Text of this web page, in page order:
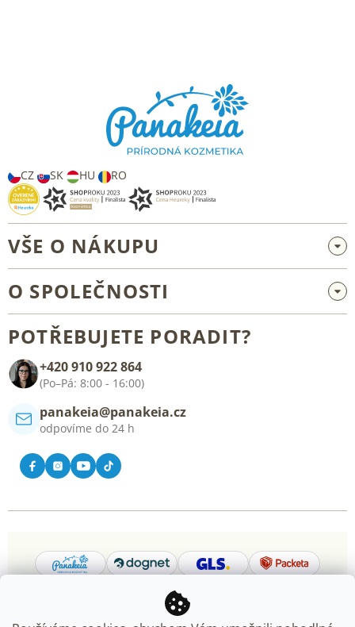
CZ SK HU RO
VŠE O NÁKUPU
Velkoobchod a spolupráce
Všeobecné obchodní podmínky
O SPOLEČNOSTI
Kontakt
POTŘEBUJETE PORADIT?
+420 910 922 864
(Po–Pá: 8:00 - 16:00)
panakeia@panakeia.cz
odpovíme do 24 h